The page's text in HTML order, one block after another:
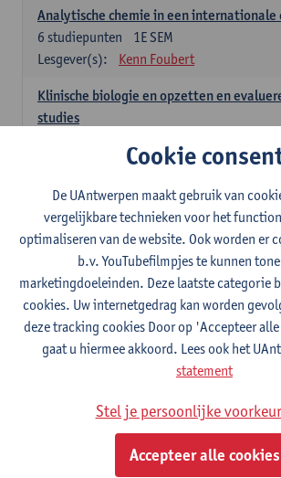
Analytische chemie in een internationale
1E SEM
6 studiepunten
Lesgever(s):
Kenn Foubert
Klinische biologie en opzetten en
studies
Kathleen Deiteren
Judith
Glenn A L Van Den Bosch
Ellen Verhavert
Steven
Apotheekstage I
2E SEM
12studiepunten
Lesgever(s):
Hans De Loof
Guido De
Filip Kiekens
Dominique
Farmacotherapie en farmaceutische zorg II
Lesgever(s):
Hans De Loof
Genetica en farmacogenetica
2E SEM
Cookie
De UAntwerpen maakt gebruik van
vergelijkbare technieken voor het
optimaliseren van de website. Ook worden er
b.v. YouTubefilmpjes te kunnen
marketingdoeleinden. Deze laatste categorie
cookies. Uw internetgedrag kan worden
deze tracking cookies Door op 'Accepteer
gaat u hiermee akkoord. Lees ook het
statement
Stel je persoonlijke
Accepteer alle cookies